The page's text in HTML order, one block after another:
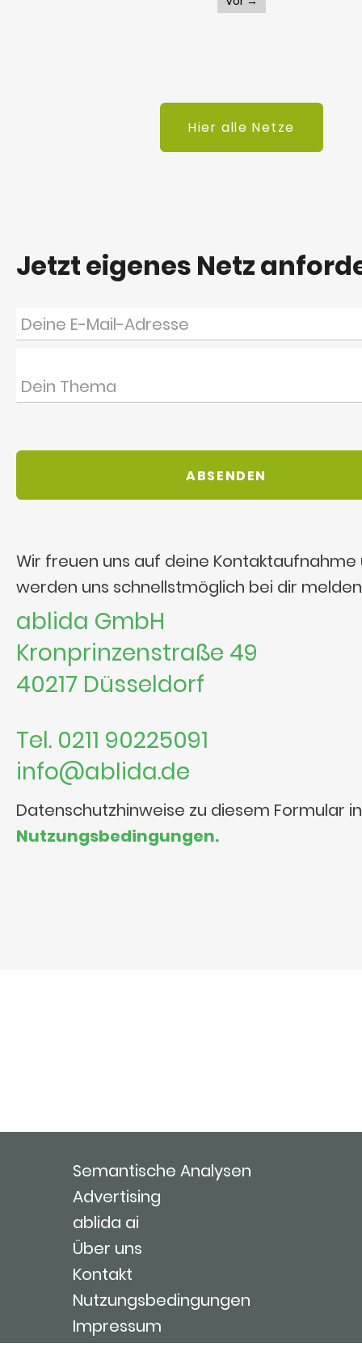
Hier alle Netze
Jetzt eigenes Netz
Wir freuen uns auf deine Kontaktaufnahme
werden uns schnellstmöglich bei dir
ablida GmbH
Kronprinzenstraße 49
40217 Düsseldorf
Tel. 0211 90225091
info@ablida.de
Datenschutzhinweise zu diesem Formular
Nutzungsbedingungen.
Semantische Analysen
Advertising
ablida ai
Über uns
Kontakt
Nutzungsbedingungen
Impressum